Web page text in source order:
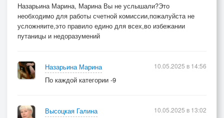
Назарьина Марина, Марина Вы не услышали?Это
необходимо для работы счетной комиссии,пожалуйста не
усложняите,это правило едино для всех,во избежании
путаницы и недоразумений
Назарьина Марина
По каждой категории -9
10.05.2025 в 14:56
Высоцкая Галина
10.05.2025 в 13:02